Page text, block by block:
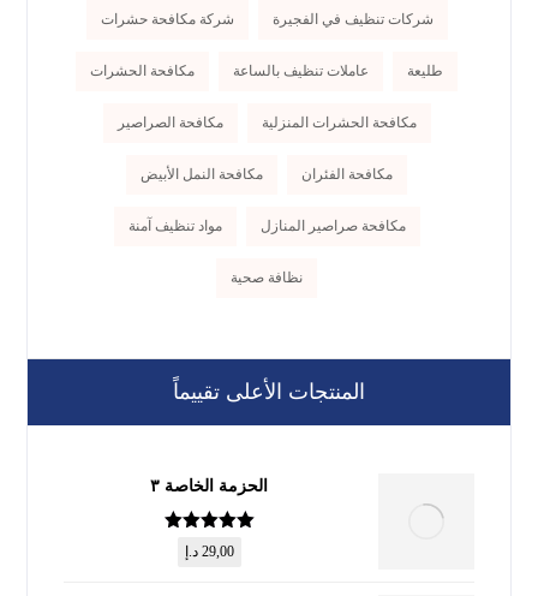
شركات تنظيف في الفجيرة شركة مكافحة حشرات
طليعة عاملات تنظيف بالساعة مكافحة الحشرات
مكافحة الحشرات المنزلية مكافحة الصراصير
مكافحة الفئران مكافحة النمل الأبيض
مكافحة صراصير المنازل مواد تنظيف آمنة
نظافة صحية
المنتجات الأعلى تقييماً
الحزمة الخاصة ٣
تم التقييم
من 5
29,00 د.إ